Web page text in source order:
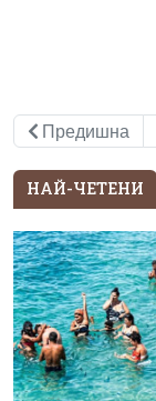
Предишна
НАЙ-ЧЕТЕНИ